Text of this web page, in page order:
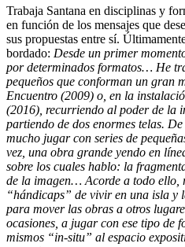
Trabaja Santana en disciplinas y
en función de los mensajes que
sus propuestas entre sí.
bordado: Desde un primer
por determinados formatos… He
pequeños que conforman un gran
Encuentro (2009) o, en la
(2016), recurriendo al poder de la
partiendo de dos enormes telas.
mucho jugar con series de
vez, una obra grande yendo en
sobre los cuales hablo: la
de la imagen… Acorde a todo ello,
“hándicaps” de vivir en una isla y
para mover las obras a otros
ocasiones, a jugar con ese tipo de
mismos “in-situ” al espacio